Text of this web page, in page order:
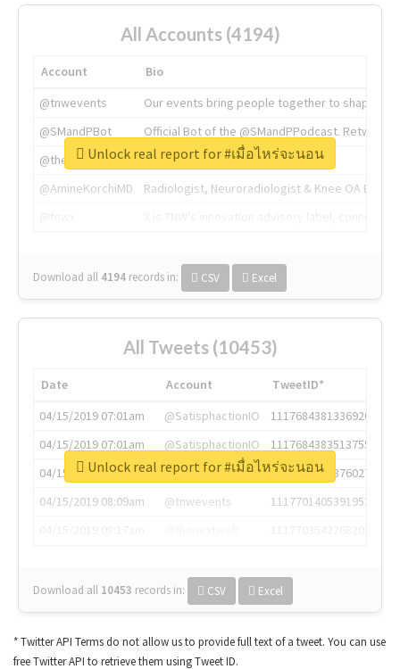
All Accounts (4194)
Account
Bio
@tnwevents
Our events bring people together to shape the
@SMandPBot
Official Bot of the @SMandPPodcast.
@thenextweb
The heart of tech.
@AmineKorchiMD
Radiologist, Neuroradiologist & Knee OA
Download all 4194 records in: CSV Excel
Unlock real report for #เมื่อไหร่จะนอน
All Tweets (10453)
Date Account
TweetID*
04/15/2019 07:01am
@SatisphactionIO
1117684381336920064
04/15/2019 07:01am
@SatisphactionIO
1117684383513755649
04/15/2019 07:03am
@annaercilla
1117684805876027392
04/15/2019 08:09am
@tnwevents
1117701405391953920
Download all 10453 records in: CSV Excel
Unlock real report for #เมื่อไหร่จะนอน
* Twitter API Terms do not allow us to provide full text of a tweet. You can use
free Twitter API to retrieve them using Tweet ID.